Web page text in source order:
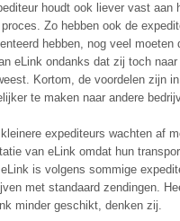
houdt ook liever vast aan
proces. Zo hebben ook de
hebben, nog veel moeten
eLink ondanks dat zij toch
Kortom, de voordelen zijn
te maken naar andere
kleinere expediteurs wachten af
van eLink omdat hun
is volgens sommige
met standaard zendingen.
minder geschikt, denken zij.